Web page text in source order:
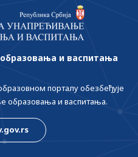
и васпитања
порталу обезбеђује
образовања и васпитања.